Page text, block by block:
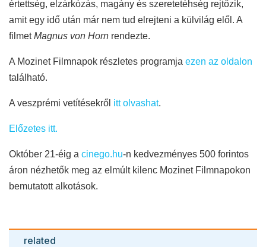
értettség, elzárkózás, magány és szeretetéhség rejtőzik,
amit egy idő után már nem tud elrejteni a külvilág elől. A
filmetMagnus von Horn rendezte.
A Mozinet Filmnapok részletes programja ezen az oldalon
található.
A veszprémi vetítésekről itt olvashat.
Előzetes itt.
Október 21-éig a cinego.hu-n kedvezményes 500 forintos
áron nézhetők meg az elmúlt kilenc Mozinet Filmnapokon
bemutatott alkotások.
related